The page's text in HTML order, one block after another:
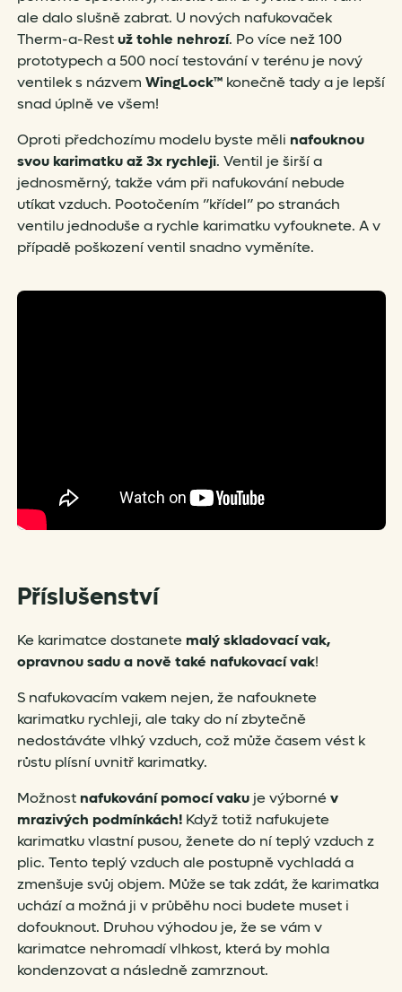
ale dalo slušně zabrat. U nových nafukovaček
Therm-a-Restužtohle nehrozí. Po více než 100
prototypech a 500 nocí testování v terénu je nový
ventilek s názvem WingLock™konečně tady a je lepší
snad úplně ve všem!
Oproti předchozímu modelu byste měli nafouknou
svou karimatku až 3x rychleji. Ventil je širší a
jednosměrný, takže vám při nafukování nebude
utíkat vzduch. Pootočením ”křídel” po stranách
ventilu jednoduše a rychle karimatku vyfouknete. A v
případě poškození ventil snadno vyměníte.
Příslušenství
Ke karimatce dostanete malý skladovací vak,
opravnou sadu a nově také nafukovací vak!
S nafukovacím vakem nejen, že nafouknete
karimatku rychleji, ale taky do ní zbytečně
nedostáváte vlhký vzduch, což může časem vést k
růstu plísní uvnitř karimatky.
Možnost nafukování pomocí vakuje výbornév
mrazivých podmínkách!Když totiž nafukujete
karimatku vlastní pusou, ženete do ní teplý vzduch z
plic. Tento teplý vzduch ale postupně vychladá a
zmenšuje svůj objem. Může se tak zdát, že karimatka
uchází a možná ji v průběhu noci budete muset i
dofouknout. Druhou výhodou je, že se vám v
karimatce nehromadí vlhkost, která by mohla
kondenzovat a následně zamrznout.